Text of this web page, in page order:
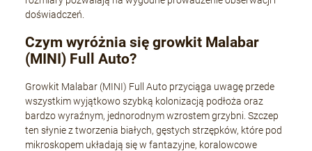
doświadczeń.
Czym wyróżnia się growkit Malabar
(MINI) Full Auto?
Growkit Malabar (MINI) Full Auto przyciąga uwagę przede
wszystkim wyjątkowo szybką kolonizacją podłoża oraz
bardzo wyraźnym, jednorodnym wzrostem grzybni. Szczep
ten słynie z tworzenia białych, gęstych strzępków, które pod
mikroskopem układają się w fantazyjne, koralowcowe